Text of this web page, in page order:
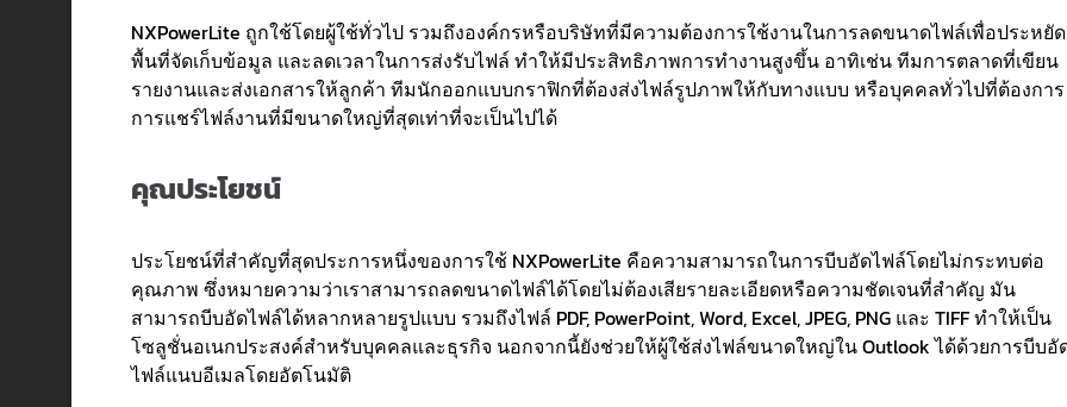
NXPowerLite ถูกใช้โดยผู้ใช้ทั่วไป รวมถึงองค์กรหรือบริษัทที่มีความต้องการใช้งานในการลดขนาดไฟล์เพื่อประหยัด
พื้นที่จัดเก็บข้อมูล และลดเวลาในการส่งรับไฟล์ ทำให้มีประสิทธิภาพการทำงานสูงขึ้น อาทิเช่น ทีมการตลาดที่เขียน
รายงานและส่งเอกสารให้ลูกค้า ทีมนักออกแบบกราฟิกที่ต้องส่งไฟล์รูปภาพให้กับทางแบบ หรือบุคคลทั่วไปที่ต้องการ
การแชร์ไฟล์งานที่มีขนาดใหญ่ที่สุดเท่าที่จะเป็นไปได้
คุณประโยชน์
ประโยชน์ที่สำคัญที่สุดประการหนึ่งของการใช้ NXPowerLite คือความสามารถในการบีบอัดไฟล์โดยไม่กระทบต่อ
คุณภาพ ซึ่งหมายความว่าเราสามารถลดขนาดไฟล์ได้โดยไม่ต้องเสียรายละเอียดหรือความชัดเจนที่สำคัญ มัน
สามารถบีบอัดไฟล์ได้หลากหลายรูปแบบ รวมถึงไฟล์ PDF, PowerPoint, Word, Excel, JPEG, PNG และ TIFF ทำให้เป็น
โซลูชั่นอเนกประสงค์สำหรับบุคคลและธุรกิจ นอกจากนี้ยังช่วยให้ผู้ใช้ส่งไฟล์ขนาดใหญ่ใน Outlook ได้ด้วยการบีบอั
ไฟล์แนบอีเมลโดยอัตโนมัติ